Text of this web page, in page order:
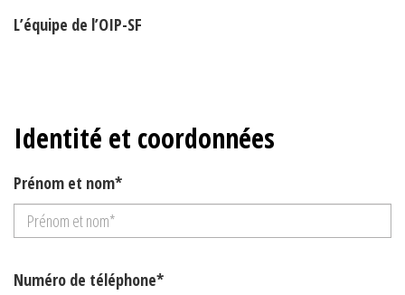
L’équipe de l’OIP-SF
Identité et coordonnées
Prénom et nom*
Numéro de téléphone*